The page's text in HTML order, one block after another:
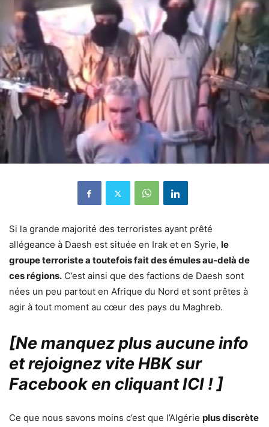
Si la grande majorité des terroristes ayant prêté
allégeance à Daesh est située en Irak et en Syrie, le
groupe terroriste a toutefois fait des émules au-delà de
ces régions. C’est ainsi que des factions de Daesh sont
nées un peu partout en Afrique du Nord et sont prêtes à
agir à tout moment au cœur des pays du Maghreb.
[Ne manquez plus aucune info
et rejoignez vite HBK sur
Facebook en cliquant ICI !]
Ce que nous savons moins c’est que l’Algérie plus discrète